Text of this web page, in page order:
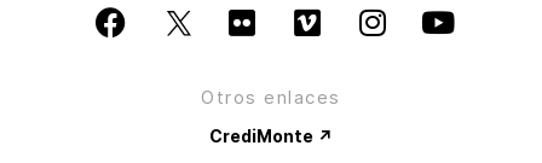
Otros enlaces
CrediMonte ↗